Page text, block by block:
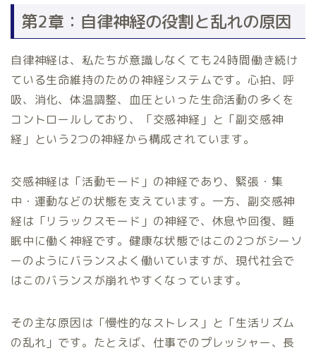
第2章：自律神経の役割と乱れの原因
自律神経は、私たちが意識しなくても24時間働き続け
ている生命維持のための神経システムです。心拍、呼
吸、消化、体温調整、血圧といった生命活動の多くを
コントロールしており、「交感神経」と「副交感神
経」という2つの神経から構成されています。
交感神経は「活動モード」の神経であり、緊張・集
中・運動などの状態を支えています。一方、副交感神
経は「リラックスモード」の神経で、休息や回復、睡
眠中に働く神経です。健康な状態ではこの2つがシーソ
ーのようにバランスよく働いていますが、現代社会で
はこのバランスが崩れやすくなっています。
その主な原因は「慢性的なストレス」と「生活リズム
の乱れ」です。たとえば、仕事でのプレッシャー、長